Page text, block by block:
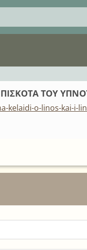
ΤΟΥ
kelaidi-o-linos-kai-i-